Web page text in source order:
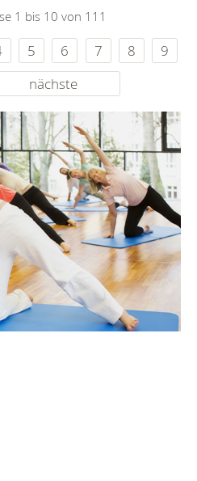
1 bis 10 von 111
5 6 7 8
9
nächste